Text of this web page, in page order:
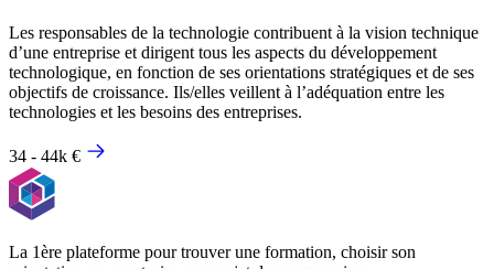
Les responsables de la technologie contribuent à la vision technique
d’une entreprise et dirigent tous les aspects du développement
technologique, en fonction de ses orientations stratégiques et de ses
objectifs de croissance. Ils/elles veillent à l’adéquation entre les
technologies et les besoins des entreprises.
34 - 44k €
La 1ère plateforme pour trouver une formation, choisir son